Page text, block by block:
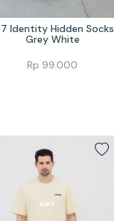
Identity Hidden Socks
Grey White
Rp 99.000